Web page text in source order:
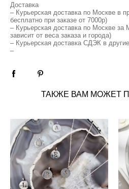
Доставка
– Курьерская доставка по Москве в
бесплатно при заказе от 7000р)
– Курьерская доставка по Москве
зависит от веса заказа и города)
– Курьерская доставка СДЭК в
–
ТАКЖЕ ВАМ МОЖЕТ